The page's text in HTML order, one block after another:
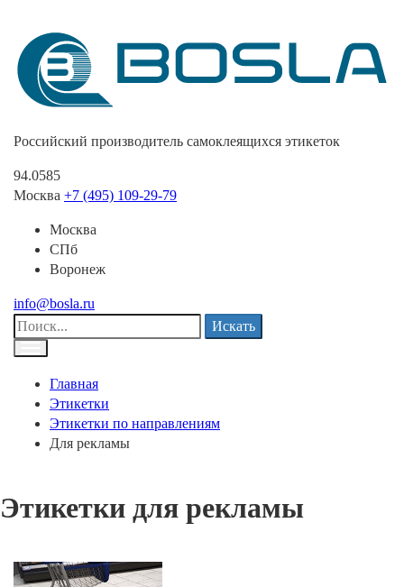
Российский производитель самоклеящихся этикеток
94.0585
Москва +7 (495) 109-29-79
Москва
СПб
Воронеж
info@bosla.ru
Искать
Главная
Этикетки
Этикетки по направлениям
Для рекламы
Этикетки для рекламы